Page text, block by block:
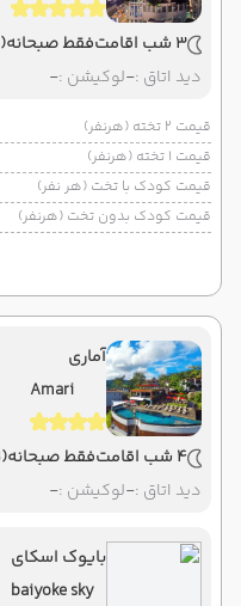
3 شب اقامت فقط صبحانه(BB)
دید اتاق :-لوکیشن :-
قیمت 2 تخته (هرنفر)
قیمت 1 تخته (هرنفر)
قیمت کودک با تخت (هر نفر)
قیمت کودک بدون تخت (هرنفر)
آماری
Amari
4 شب اقامت فقط صبحانه(BB)
دید اتاق :-لوکیشن :-
بایوک اسکای
baiyoke sky